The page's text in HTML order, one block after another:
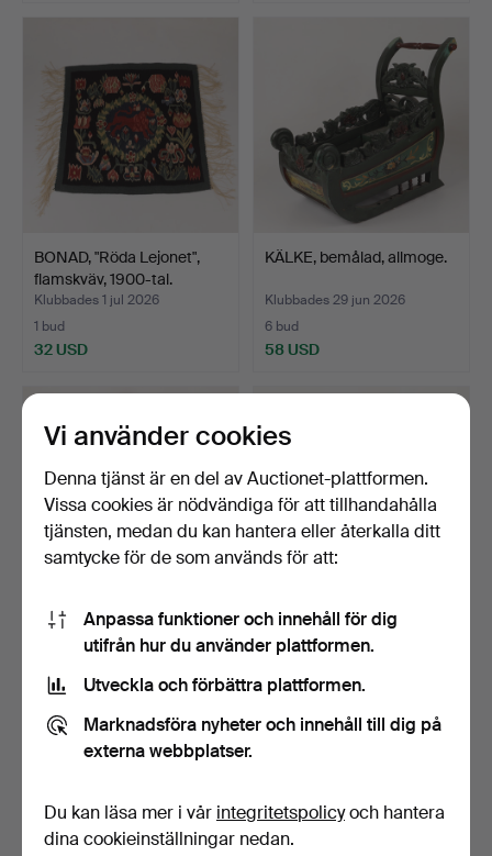
BONAD, "Röda Lejonet",
flamskväv, 1900-tal.
Klubbades 1 jul 2026
1 bud
32 USD
KÄLKE, bemålad, allmoge.
Klubbades 29 jun 2026
6 bud
58 USD
DYNEVARSTYG, allmoge,
1800/1900-tal.
1 bud
32 USD
SKÄKTETRÄ OCH
MINIATYRKISTA,
1 bud
32 USD
Vi använder cookies
Denna tjänst är en del av Auctionet-plattformen.
Vissa cookies är nödvändiga för att tillhandahålla
tjänsten, medan du kan hantera eller återkalla ditt
samtycke för de som används för att:
Anpassa funktioner och innehåll för dig
utifrån hur du använder plattformen.
Utveckla och förbättra plattformen.
Marknadsföra nyheter och innehåll till dig på
externa webbplatser.
Du kan läsa mer i vår integritetspolicyoch hantera
dina cookieinställningar nedan.